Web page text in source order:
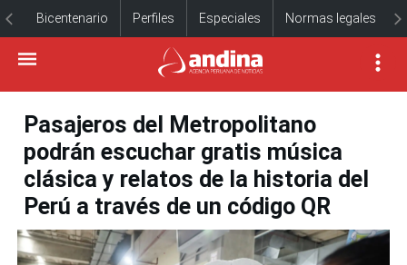
Bicentenario Perfiles Especiales Normas legales
Pasajeros del Metropolitano
podrán escuchar gratis música
clásica y relatos de la historia del
Perú a través de un código QR